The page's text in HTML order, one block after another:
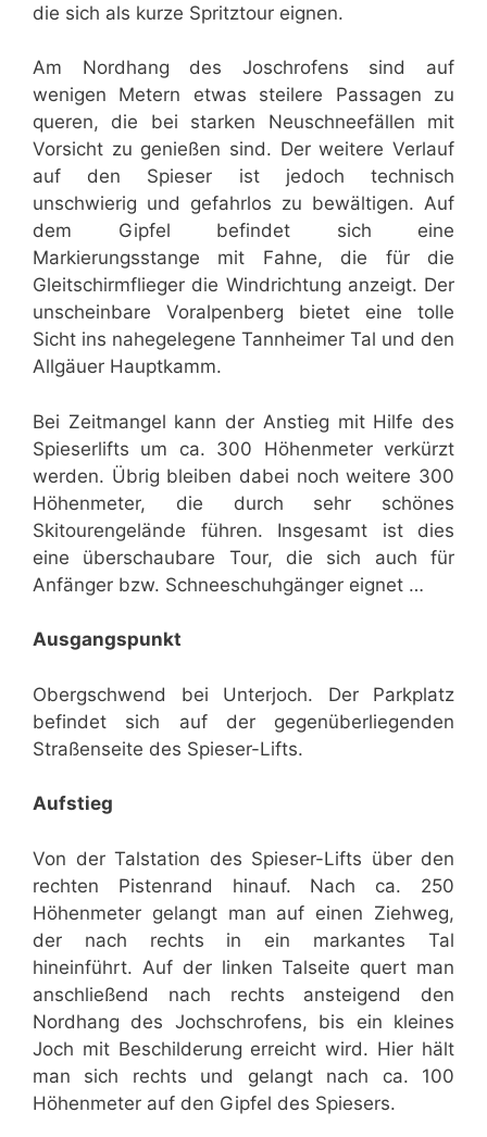
die sich als kurze Spritztour eignen.
Am Nordhang des Joschrofens sind auf
wenigen Metern etwas steilere Passagen zu
queren, die bei starken Neuschneefällen mit
Vorsicht zu genießen sind. Der weitere Verlauf
auf den Spieser ist jedoch technisch
unschwierig und gefahrlos zu bewältigen. Auf
dem Gipfel befindet sich eine
Markierungsstange mit Fahne, die für die
Gleitschirmflieger die Windrichtung anzeigt. Der
unscheinbare Voralpenberg bietet eine tolle
Sicht ins nahegelegene Tannheimer Tal und den
Allgäuer Hauptkamm.
Bei Zeitmangel kann der Anstieg mit Hilfe des
Spieserlifts um ca. 300 Höhenmeter verkürzt
werden. Übrig bleiben dabei noch weitere 300
Höhenmeter, die durch sehr schönes
Skitourengelände führen. Insgesamt ist dies
eine überschaubare Tour, die sich auch für
Anfänger bzw. Schneeschuhgänger eignet …
Ausgangspunkt
Obergschwend bei Unterjoch. Der Parkplatz
befindet sich auf der gegenüberliegenden
Straßenseite des Spieser-Lifts.
Aufstieg
Von der Talstation des Spieser-Lifts über den
rechten Pistenrand hinauf. Nach ca. 250
Höhenmeter gelangt man auf einen Ziehweg,
der nach rechts in ein markantes Tal
hineinführt. Auf der linken Talseite quert man
anschließend nach rechts ansteigend den
Nordhang des Jochschrofens, bis ein kleines
Joch mit Beschilderung erreicht wird. Hier hält
man sich rechts und gelangt nach ca. 100
Höhenmeter auf den Gipfel des Spiesers.